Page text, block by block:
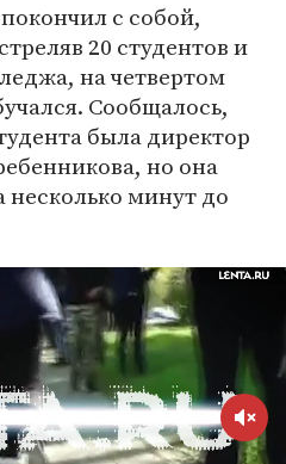
с собой,
20 студентов и
на четвертом
Сообщалось,
была директор
но она
несколько минут до